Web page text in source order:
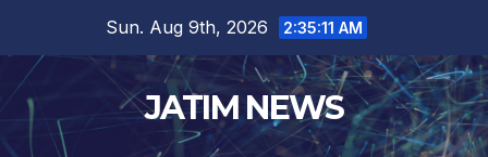
content
Sun. Aug 9th, 2026 2:35:11 AM
JATIM NEWS